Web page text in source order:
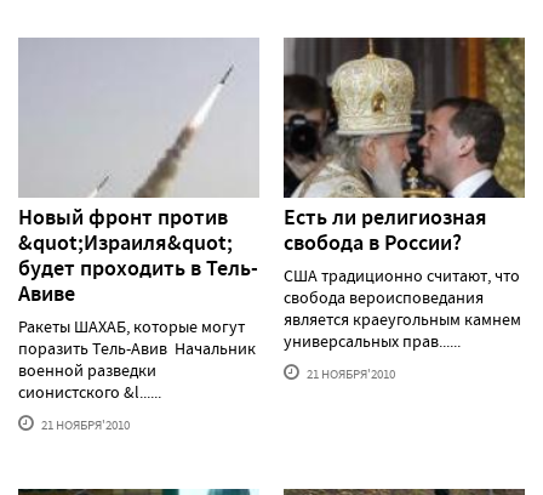
Новый фронт против
&quot;Израиля&quot;
будет проходить в Тель-
Авиве
Ракеты ШАХАБ, которые могут
поразить Тель-Авив Начальник
военной разведки
сионистского &l......
21 НОЯБРЯ'2010
Есть ли религиозная
свобода в России?
США традиционно считают, что
свобода вероисповедания
является краеугольным камнем
универсальных прав......
21 НОЯБРЯ'2010